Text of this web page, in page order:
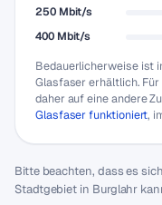
250 Mbit/s
400 Mbit/s
Bedauerlicherweise ist
Glasfaser erhältlich.
daher auf eine andere
Glasfaser funktioniert,
Bitte beachten, dass es
Stadtgebiet in Burglahr